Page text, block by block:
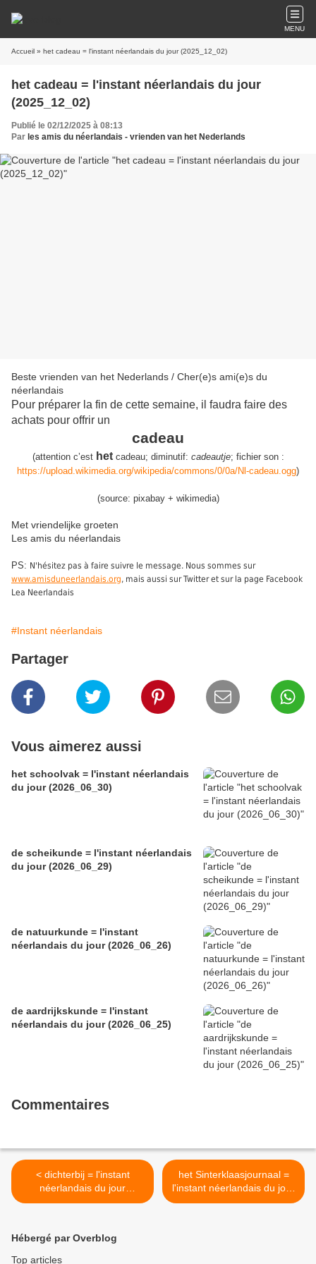
MENU
Accueil » het cadeau = l'instant néerlandais du jour (2025_12_02)
het cadeau = l'instant néerlandais du jour
(2025_12_02)
Publié le 02/12/2025 à 08:13
Par les amis du néerlandais - vrienden van het Nederlands
Beste vrienden van het Nederlands / Cher(e)s ami(e)s du
néerlandais
Pour préparer la fin de cette semaine, il faudra faire des
achats pour offrir un
cadeau
(attention c’est hetcadeau; diminutif: cadeautje; fichier son :
https://upload.wikimedia.org/wikipedia/commons/0/0a/Nl-cadeau.ogg)
(source: pixabay + wikimedia)
Met vriendelijke groeten
Les amis du néerlandais
PS: N'hésitez pas à faire suivre le message. Nous sommes sur
www.amisduneerlandais.org, mais aussi sur Twitter et sur la page Facebook
Lea Neerlandais
#Instant néerlandais
Partager
Vous aimerez aussi
het schoolvak = l'instant néerlandais
du jour (2026_06_30)
de scheikunde = l'instant néerlandais
du jour (2026_06_29)
de natuurkunde = l'instant
néerlandais du jour (2026_06_26)
de aardrijkskunde = l'instant
néerlandais du jour (2026_06_25)
Commentaires
< dichterbij = l'instant
néerlandais du jour
(2025_12_01)
het Sinterklaasjournaal =
l'instant néerlandais du jour
(2025_12_03) >
Hébergé par Overblog
Top articles